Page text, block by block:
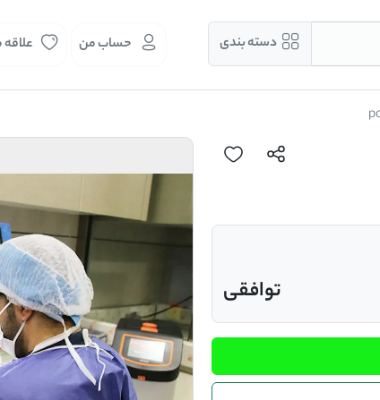
دسته بندی حساب من
توافقی